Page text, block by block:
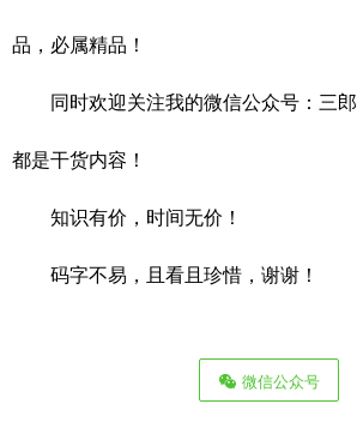
品，必属精品！
同时欢迎关注我的微信公众号：三
都是干货内容！
知识有价，时间无价！
码字不易，且看且珍惜，谢谢！
微信公众号